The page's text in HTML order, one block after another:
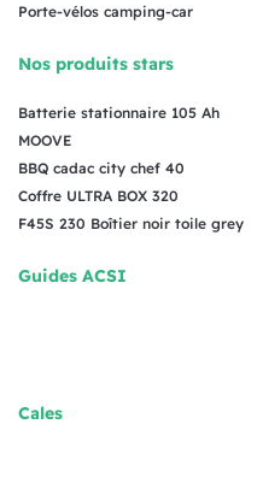
Porte-vélos camping-car
Nos produits stars
Batterie stationnaire 105 Ah
MOOVE
BBQ cadac city chef 40
Coffre ULTRA BOX 320
F45S 230 Boîtier noir toile grey
Guides ACSI
Cales